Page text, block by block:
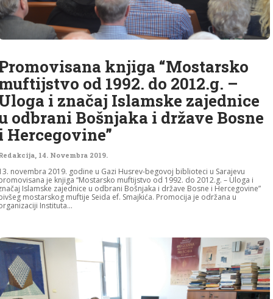
knjiga “Mostarsko
od 1992. do 2012.g. –
i značaj Islamske zajednice
odbrani Bošnjaka i države Bosne
Hercegovine”
14. Novembra 2019.
novembra 2019. godine u Gazi Husrev-begovoj biblioteci u Sarajevu
je knjiga “Mostarsko muftijstvo od 1992. do 2012.g. – Uloga i
Islamske zajednice u odbrani Bošnjaka i države Bosne i Hercegovine”
mostarskog muftije Seida ef. Smajkića. Promocija je održana u
Instituta...